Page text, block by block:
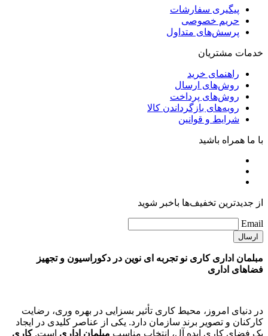
فروشگاه کاری نو
فروشگاه ایران متحد
شماره تماس
02166716559
آدرس ایمیلinfo@kof.ir
هفت روز هفته، ۲۴ ساعت شبانه‌روز پاسخگوی شما هستیم.
راهنمای خرید
راهنمای خرید
روش‌های ارسال
روش‌های پرداخت
رویه‌های بازگرداندن کالا
شرایط و قوانین
حریم خصوصی
پرسش‌های متداول
خدمات مشتریان
راهنمای خرید
روش‌های ارسال
روش‌های پرداخت
با ما همراه باشید